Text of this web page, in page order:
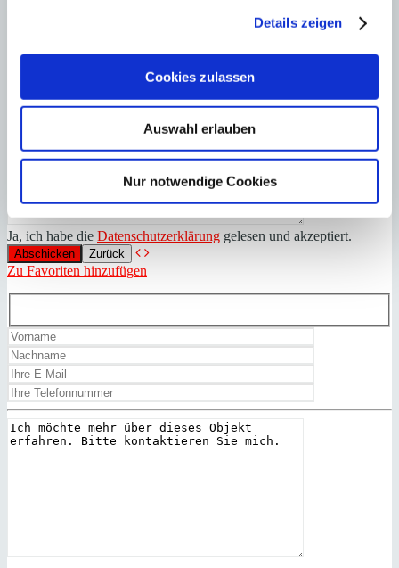
Details zeigen
Cookies zulassen
Auswahl erlauben
Nur notwendige Cookies
Ja, ich habe die Datenschutzerklärung gelesen und akzeptiert.
Zurück
Zu Favoriten hinzufügen